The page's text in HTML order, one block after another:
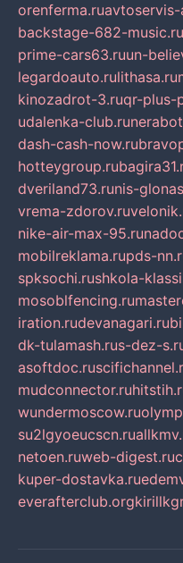
orenferma.ruavtoservis-
backstage-682-music.ru
prime-cars63.ruun-
legardoauto.rulithasa.ru
kinozadrot-3.ruqr-plus-
udalenka-club.ru
dash-cash-now.ru
hotteygroup.ru
dveriland73.runis-
vrema-zdorov.ru
nike-air-max-95.ru
mobilreklama.rupds-
spksochi.rushkola-
mosoblfencing.ru
iration.rudevanagari.ru
dk-tulamash.rus-dez-
asoftdoc.ru
mudconnector.ru
wundermoscow.ru
su2lgyoeucscn.ru
netoen.ruweb-digest.ru
kuper-dostavka.ru
everafterclub.org